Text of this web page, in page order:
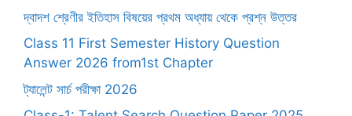
দ্বাদশ শ্রেণীর ইতিহাস বিষয়ের প্রথম অধ্যায় থেকে প্রশ্ন উত্তর
Class 11 First Semester History Question
Answer 2026 from1st Chapter
ট্যালেন্ট সার্চ পরীক্ষা 2026